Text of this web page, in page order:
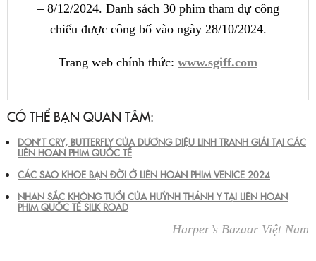
– 8/12/2024. Danh sách 30 phim tham dự công
chiếu được công bố vào ngày 28/10/2024.
Trang web chính thức: www.sgiff.com
CÓ THỂ BẠN QUAN TÂM:
DON’T CRY, BUTTERFLY CỦA DƯƠNG DIỆU LINH TRANH GIẢI TẠI CÁC
LIÊN HOAN PHIM QUỐC TẾ
CÁC SAO KHOE BẠN ĐỜI Ở LIÊN HOAN PHIM VENICE 2024
NHAN SẮC KHÔNG TUỔI CỦA HUỲNH THÁNH Y TẠI LIÊN HOAN
PHIM QUỐC TẾ SILK ROAD
Harper’s Bazaar Việt Nam